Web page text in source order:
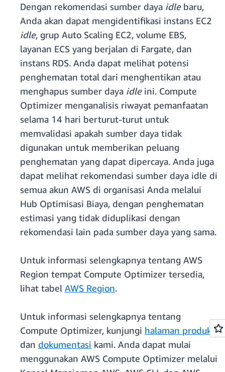
Dengan rekomendasi sumber daya idle baru,
Anda akan dapat mengidentifikasi instans EC2
idle, grup Auto Scaling EC2, volume EBS,
layanan ECS yang berjalan di Fargate, dan
instans RDS. Anda dapat melihat potensi
penghematan total dari menghentikan atau
menghapus sumber daya idle ini. Compute
Optimizer menganalisis riwayat pemanfaatan
selama 14 hari berturut-turut untuk
memvalidasi apakah sumber daya tidak
digunakan untuk memberikan peluang
penghematan yang dapat dipercaya. Anda juga
dapat melihat rekomendasi sumber daya idle di
semua akun AWS di organisasi Anda melalui
Hub Optimisasi Biaya, dengan penghematan
estimasi yang tidak diduplikasi dengan
rekomendasi lain pada sumber daya yang sama.
Untuk informasi selengkapnya tentang AWS
Region tempat Compute Optimizer tersedia,
lihat tabel AWS Region.
Untuk informasi selengkapnya tentang
Compute Optimizer, kunjungi halaman produk
dan dokumentasi kami. Anda dapat mulai
menggunakan AWS Compute Optimizer melalui